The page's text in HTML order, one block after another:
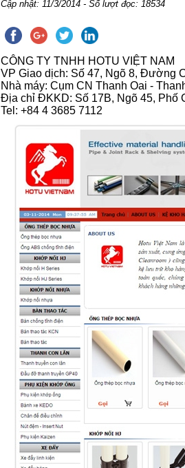
Cập nhật: 11/3/2014 - Số lượt đọc: 18534
CÔNG TY TNHH HOTU VIỆT NAM
VP Giao dịch: Số 47, Ngõ 8, Đường
Nhà máy: Cụm CN Thanh Oai -
Địa chỉ ĐKKD: Số 17B, Ngõ 45, Phố
Tel: +84 4 3685 7112